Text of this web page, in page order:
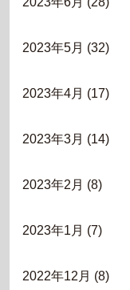
2023年5月 (32)
2023年4月 (17)
2023年3月 (14)
2023年2月 (8)
2023年1月 (7)
2022年12月 (8)